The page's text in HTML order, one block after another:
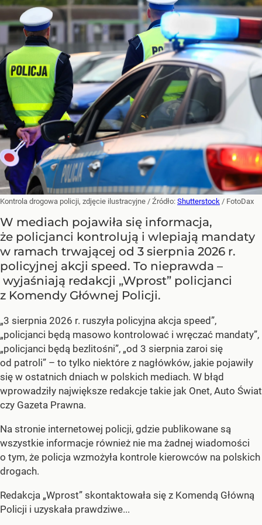
Kontrola drogowa policji, zdjęcie ilustracyjne / Źródło: Shutterstock / FotoDax
W mediach pojawiła się informacja,
że policjanci kontrolują i wlepiają mandaty
w ramach trwającej od 3 sierpnia 2026 r.
policyjnej akcji speed. To nieprawda –
wyjaśniają redakcji „Wprost” policjanci
z Komendy Głównej Policji.
„3 sierpnia 2026 r. ruszyła policyjna akcja speed”,
„policjanci będą masowo kontrolować i wręczać mandaty”,
„policjanci będą bezlitośni”, „od 3 sierpnia zaroi się
od patroli” – to tylko niektóre z nagłówków, jakie pojawiły
się w ostatnich dniach w polskich mediach. W błąd
wprowadziły największe redakcje takie jak Onet, Auto Świat
czy Gazeta Prawna.
Na stronie internetowej policji, gdzie publikowane są
wszystkie informacje również nie ma żadnej wiadomości
o tym, że policja wzmożyła kontrole kierowców na polskich
drogach.
Redakcja „Wprost” skontaktowała się z Komendą Główną
Policji i uzyskała prawdziwe...